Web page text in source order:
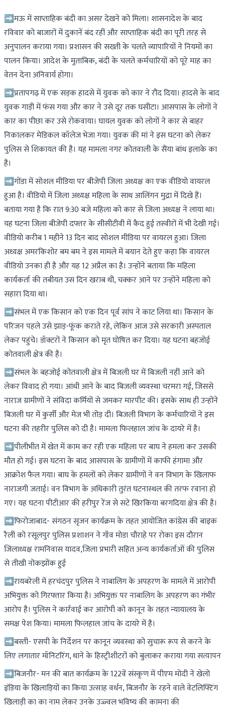
➡मऊ में साप्ताहिक बंदी का असर देखने को मिला। शासनादेश के बाद
रविवार को बाजारों में दुकानें बंद रहीं और साप्ताहिक बंदी का पूरी तरह से
अनुपालन कराया गया। प्रशासन की सख्ती के चलते व्यापारियों ने नियमों का
पालन किया। आदेश के मुताबिक, बंदी के चलते कर्मचारियों को पूरे माह का
वेतन देना अनिवार्य होगा।
➡प्रतापगढ़ में एक सड़क हादसे में युवक को कार ने रौंद दिया। हादसे के बाद
युवक गाड़ी में फंस गया और कार ने उसे दूर तक घसीटा। आसपास के लोगों ने
कार का पीछा कर उसे रोकवाया। घायल युवक को लोगों ने कार से बाहर
निकालकर मेडिकल कॉलेज भेजा गया। युवक की मां ने इस घटना को लेकर
पुलिस से शिकायत की है। यह मामला नगर कोतवाली के सैंया बांध इलाके का
है।
➡गोंडा में सोशल मीडिया पर बीजेपी जिला अध्यक्ष का एक वीडियो वायरल
हुआ है। वीडियो में जिला अध्यक्ष महिला के साथ आलिंगन मुद्रा में दिखे हैं।
बताया गया है कि रात 9:30 बजे महिला को कार से जिला अध्यक्ष ने लाया था।
यह घटना जिला बीजेपी दफ्तर के सीसीटीवी में कैद हुई तस्वीरों में भी देखी गई।
वीडियो करीब 1 महीने 13 दिन बाद सोशल मीडिया पर वायरल हुआ। जिला
अध्यक्ष अमरकिशोर बम बम ने इस मामले में बयान देते हुए कहा कि वायरल
वीडियो उनका ही है और यह 12 अप्रैल का है। उन्होंने बताया कि महिला
कार्यकर्ता की तबीयत उस दिन खराब थी, चक्कर आने पर उन्होंने महिला को
सहारा दिया था।
➡संभल में एक किसान को एक दिन पूर्व सांप ने काट लिया था। किसान के
परिजन पहले उसे झाड़-फूंक कराते रहे, लेकिन आज उसे सरकारी अस्पताल
लेकर पहुंचे। डॉक्टरों ने किसान को मृत घोषित कर दिया। यह घटना बहजोई
कोतवाली क्षेत्र की है।
➡संभल के बहजोई कोतवाली क्षेत्र में बिजली घर में बिजली नहीं आने को
लेकर विवाद हो गया। आंधी आने के बाद बिजली व्यवस्था चरमरा गई, जिससे
नाराज ग्रामीणों ने संविदा कर्मियों से जमकर मारपीट की। इसके साथ ही उन्होंने
बिजली घर में कुर्सी और मेज भी तोड़ दी। बिजली विभाग के कर्मचारियों ने इस
घटना की तहरीर पुलिस को दी है। मामला फिलहाल जांच के दायरे में है।
➡पीलीभीत में खेत में काम कर रही एक महिला पर बाघ ने हमला कर उसकी
मौत हो गई। इस घटना के बाद आसपास के ग्रामीणों में काफी हंगामा और
आक्रोश फैल गया। बाघ के हमलों को लेकर ग्रामीणों ने वन विभाग के खिलाफ
नाराजगी जताई। वन विभाग के अधिकारी तुरंत घटनास्थल की तरफ रवाना हो
गए। यह घटना पीटीआर की हरीपुर रेंज से सटे खिरकिया बरगदिया क्षेत्र की है।
➡फिरोजाबाद- संगठन सृजन कार्यक्रम के तहत आयोजित कांग्रेस की बाइक
रैली को रसूलपुर पुलिस प्रशाशन ने गाँव मोडा चौराहे पर रोका इस दौरान
जिलाध्यक्ष रामनिवास यादव,जिला प्रभारी सहित अन्य कार्यकर्ताओं की पुलिस
से तीखी नोकझोंक हुई
➡रायबरेली में हरचंदपुर पुलिस ने नाबालिग के अपहरण के मामले में आरोपी
अभियुक्त को गिरफ्तार किया है। अभियुक्त पर नाबालिग के अपहरण का गंभीर
आरोप है। पुलिस ने कार्रवाई कर आरोपी को कानून के तहत न्यायालय के
समक्ष पेश किया। मामला फिलहाल जांच के दायरे में है।
➡बस्ती- एसपी के निर्देशन पर कानून व्यवस्था को सुचारू रूप से करने के
लिए लगातार मॉनिटरिंग, थाने के हिस्ट्रीशीटरों को बुलाकर कराया गया सत्यापन
➡बिजनौर- मन की बात कार्यक्रम के 122वें संस्कृण में पीएम मोदी ने खेलो
इंडिया के खिलाड़ियों का किया उत्साह वर्धन, बिजनौर के रहने वाले वेटलिफ्टिंग
खिलाड़ी का का नाम लेकर उनके उज्ज्वल भविष्य की कामना की